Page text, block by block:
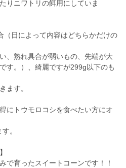
りニワトリの餌用にしていま
（日によって内容はどちらかだけの
、熟れ具合が弱いもの、先端が大
す。）、綺麗ですが299g以下のも
ます。
にトウモロコシを食べたい方にオ
。
で育ったスイートコーンです！！